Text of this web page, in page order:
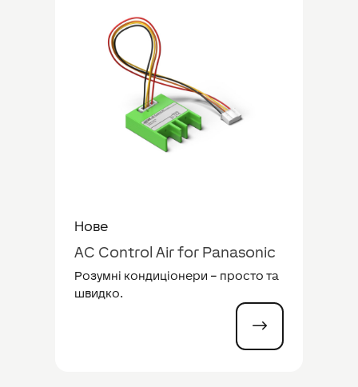
Нове
AC Control Air for Panasonic
Розумні кондиціонери – просто та
швидко.
$